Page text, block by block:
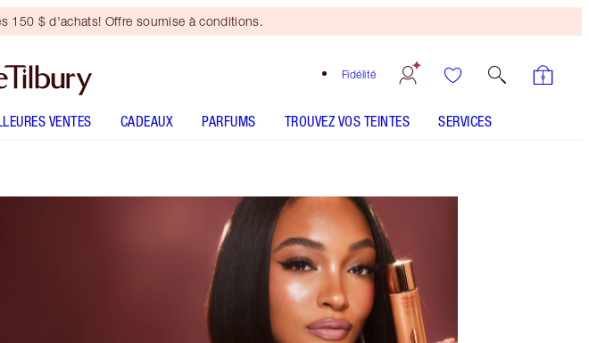
150 $ d'achats! Offre soumise à conditions.
Fidélité
VENTES CADEAUX PARFUMS TROUVEZ VOS TEINTES SERVICES